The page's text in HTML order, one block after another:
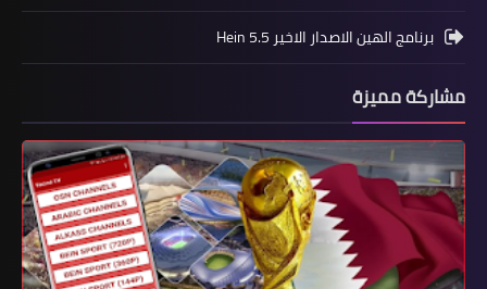
برنامج الهين الاصدار الاخير Hein 5.5
مشاركة مميزة